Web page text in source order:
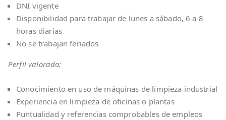
DNI vigente
Disponibilidad para trabajar de lunes a sábado, 6 a 8
horas diarias
No se trabajan feriados
Perfil valorado:
Conocimiento en uso de máquinas de limpieza industrial
Experiencia en limpieza de oficinas o plantas
Puntualidad y referencias comprobables de empleos